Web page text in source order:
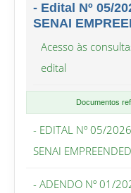
- Edital Nº 05/
SENAI
Acesso às
edital
Documentos
- EDITAL Nº 05/
SENAI
- ADENDO Nº 01/